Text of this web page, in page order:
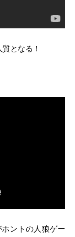
となる！
ントの人狼ゲー